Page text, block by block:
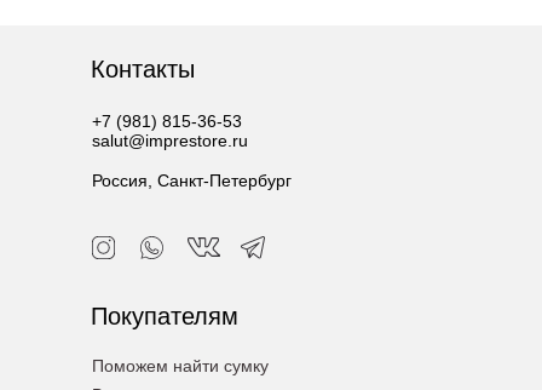
+7 (981) 815-36-53
salut@imprestore.ru
Россия, Санкт-Петербург
Контакты
Покупателям
Поможем найти сумку